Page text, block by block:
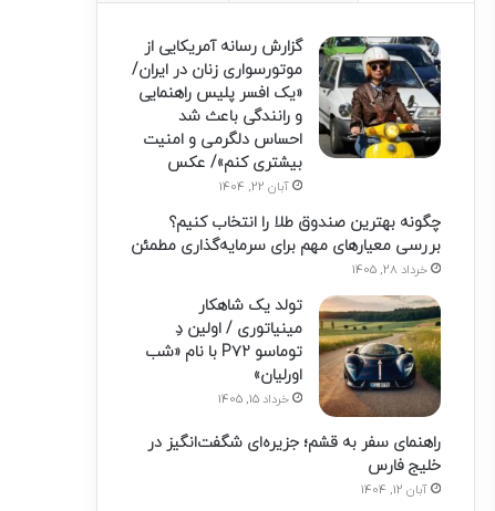
گزارش رسانه آمریکایی از
موتورسواری زنان در ایران/
«یک افسر پلیس راهنمایی
و رانندگی باعث شد
احساس دلگرمی و امنیت
بیشتری کنم»/ عکس
آبان 22, 1404
چگونه بهترین صندوق طلا را انتخاب کنیم؟
بررسی معیارهای مهم برای سرمایه‌گذاری مطمئن
خرداد 28, 1405
تولد یک شاهکار
مینیاتوری / اولین دِ
توماسو P۷۲ با نام «شب
اورلیان»
خرداد 15, 1405
راهنمای سفر به قشم؛ جزیره‌ای شگفت‌انگیز در
خلیج فارس
آبان 12, 1404